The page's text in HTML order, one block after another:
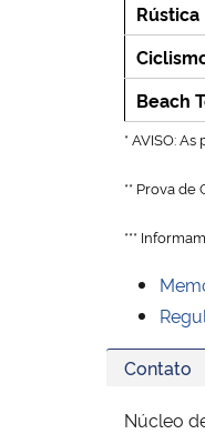
Rústica
Beach
* AVISO:
** Prova de
***
Contato
Núcleo